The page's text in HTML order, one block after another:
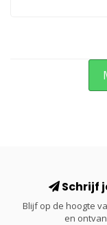
Schrijf
Blijf op de hoogte
en